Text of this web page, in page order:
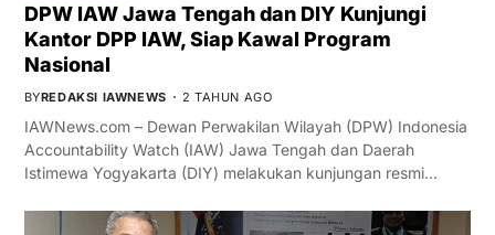
DPW IAW Jawa Tengah dan DIY Kunjungi
Kantor DPP IAW, Siap Kawal Program
Nasional
BYREDAKSI IAWNEWS 2 TAHUN AGO
IAWNews.com – Dewan Perwakilan Wilayah (DPW) Indonesia
Accountability Watch (IAW) Jawa Tengah dan Daerah
Istimewa Yogyakarta (DIY) melakukan kunjungan resmi…